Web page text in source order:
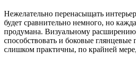
Нежелательно перенасыщать
будет сравнительно немного, но
продумана. Визуальному расширению
способствовать и боковые
слишком практичны, по крайней